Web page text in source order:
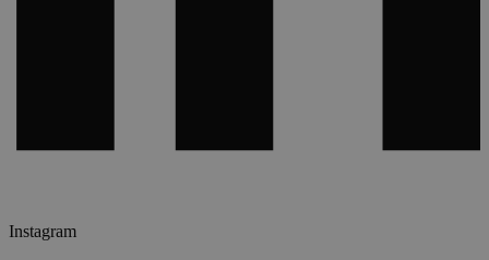
Instagram